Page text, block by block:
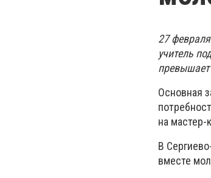
27
учитель
превышает
Основная
на мастер-
В
вместе